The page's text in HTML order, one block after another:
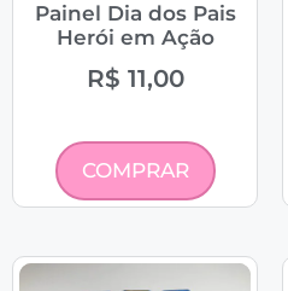
Painel Dia dos Pais
Herói em Ação
R$ 11,00
COMPRAR